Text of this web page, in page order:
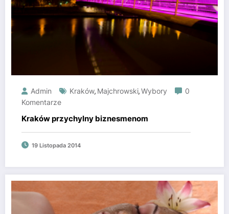
Admin Kraków, Majchrowski,Wybory
0
Komentarze
Kraków przychylny biznesmenom
19 Listopada 2014